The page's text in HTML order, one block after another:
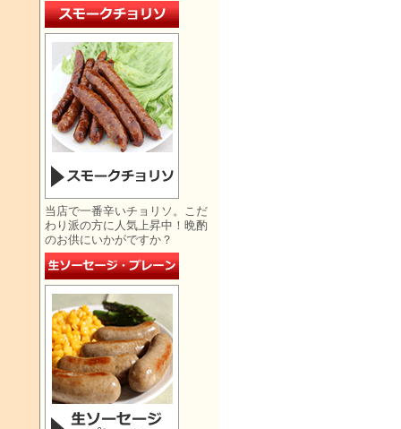
当店で一番辛いチョリソ。こだ
わり派の方に人気上昇中！晩酌
のお供にいかがですか？